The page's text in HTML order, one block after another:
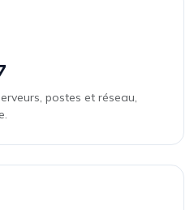
postes et réseau,